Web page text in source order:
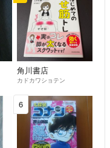
角川書店
カドカワショテン
6